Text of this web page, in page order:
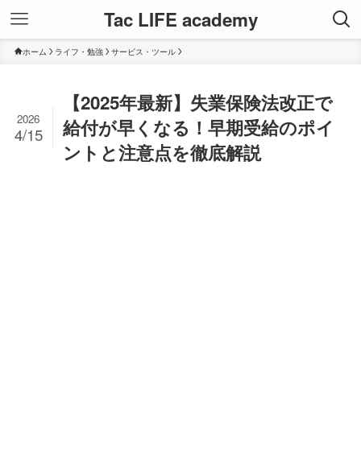
Tac LIFE academy
ホーム ライフ・勉強 サービス・ツール
【2025年最新】失業保険法改正で
給付が早くなる！早期受給のポイ
ントと注意点を徹底解説
2026
4/15